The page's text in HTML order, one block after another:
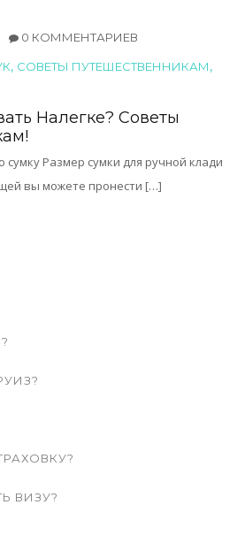
0 КОММЕНТАРИЕВ
, СОВЕТЫ ПУТЕШЕСТВЕННИКАМ,
Налегке? Советы
Размер сумки для ручной клади
вы можете пронести […]
ВИЗУ?